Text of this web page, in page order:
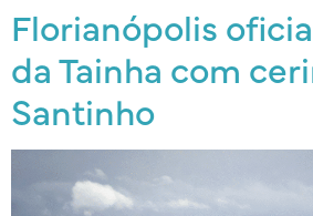
Florianópolis
da Tainha com
Santinho